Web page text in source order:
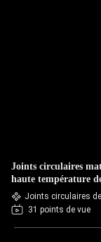
Joints circulaires
haute température
conducteurs
Joints circulaires de
31 points de vue